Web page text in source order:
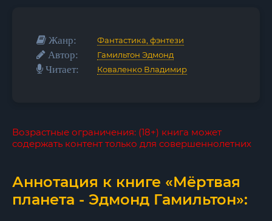
Жанр: Фантастика, фэнтези
Автор: Гамильтон Эдмонд
Читает: Коваленко Владимир
Возрастные ограничения: (18+) книга может
содержать контент только для совершеннолетних
Аннотация к книге «Мёртвая
планета - Эдмонд Гамильтон»: